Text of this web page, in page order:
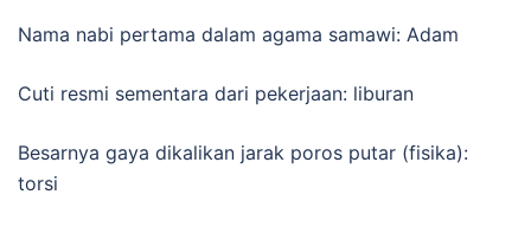
Nama nabi pertama dalam agama samawi: Adam
Cuti resmi sementara dari pekerjaan: liburan
Besarnya gaya dikalikan jarak poros putar (fisika):
torsi